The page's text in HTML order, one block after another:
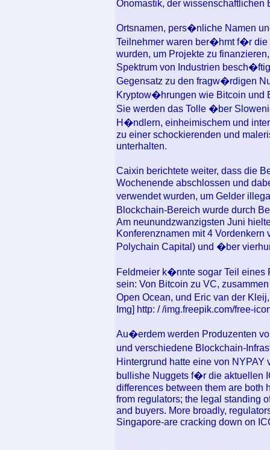
Onomastik, der wissenschaftlichen
Ortsnamen, pers�nliche Namen
Teilnehmer waren ber�hmt f�r die
wurden, um Projekte zu
Spektrum von Industrien
Gegensatz zu den fragw�rdigen
Kryptow�hrungen wie Bitcoin und
Sie werden das Tolle �ber
H�ndlern, einheimischem und
zu einer schockierenden und
unterhalten.
Caixin berichtete weiter, dass die
Wochenende abschlossen und
verwendet wurden, um Gelder
Blockchain-Bereich wurde durch
Am neunundzwanzigsten Juni
Konferenznamen mit 4 Vordenkern
Polychain Capital) und �ber
Feldmeier k�nnte sogar Teil eines
sein: Von Bitcoin zu VC,
Open Ocean, und Eric van der
Img] http: / /img.freepik.com/free-
Au�erdem werden Produzenten
und verschiedene Blockchain-
Hintergrund hatte eine von
bullishe Nuggets f�r die aktuellen
differences between them are both
from regulators; the legal standing
and buyers. More broadly,
Singapore-are cracking down on